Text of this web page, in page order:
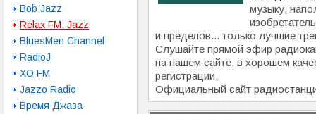
Bob Jazz
Relax FM: Jazz
BluesMen Channel
RadioJ
XO FM
Jazzo Radio
Время Джаза
музыку,
и пределов... только лучшие
Слушайте прямой эфир
на нашем сайте, в хорошем
регистрации.
Официальный сайт